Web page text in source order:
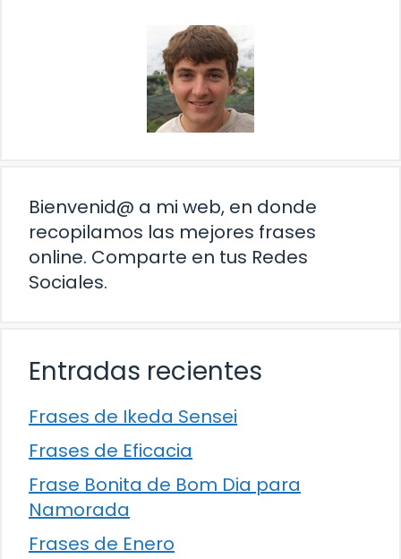
Bienvenid@ a mi web, en donde
recopilamos las mejores frases
online. Comparte en tus Redes
Sociales.
Entradas recientes
Frases de Ikeda Sensei
Frases de Eficacia
Frase Bonita de Bom Dia para
Namorada
Frases de Enero